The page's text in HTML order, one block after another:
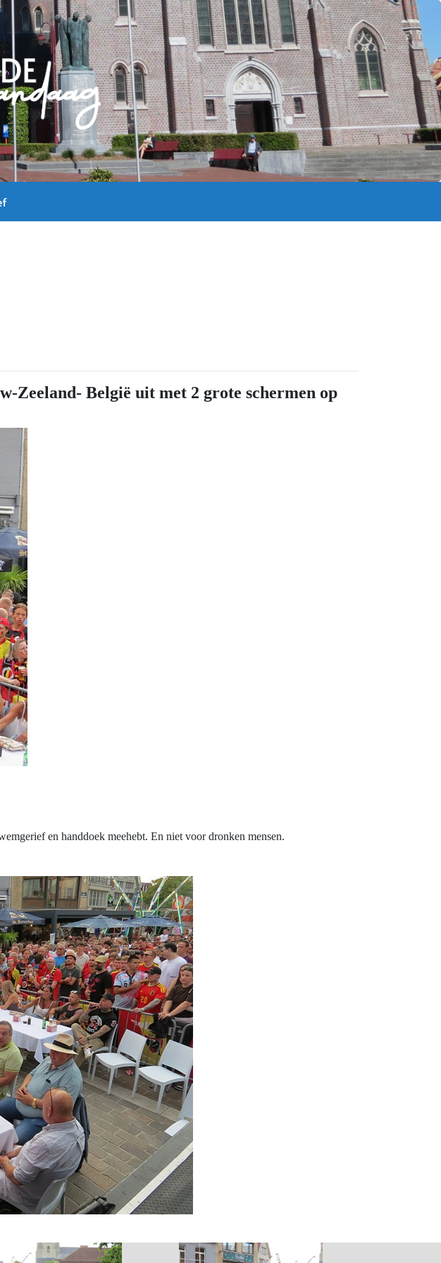
Zeeland- België uit met 2 grote schermen op
en handdoek meehebt. En niet voor dronken mensen.